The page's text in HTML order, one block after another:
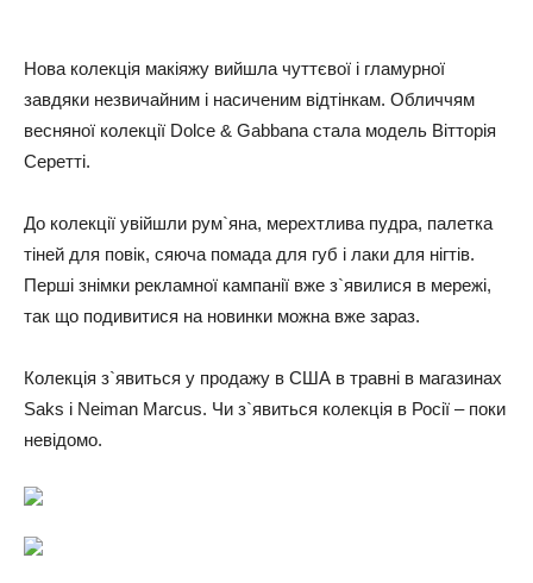
Нова колекція макіяжу вийшла чуттєвої і гламурної
завдяки незвичайним і насиченим відтінкам. Обличчям
весняної колекції Dolce & Gabbana стала модель Вітторія
Серетті.
До колекції увійшли рум`яна, мерехтлива пудра, палетка
тіней для повік, сяюча помада для губ і лаки для нігтів.
Перші знімки рекламної кампанії вже з`явилися в мережі,
так що подивитися на новинки можна вже зараз.
Колекція з`явиться у продажу в США в травні в магазинах
Saks і Neiman Marcus. Чи з`явиться колекція в Росії – поки
невідомо.